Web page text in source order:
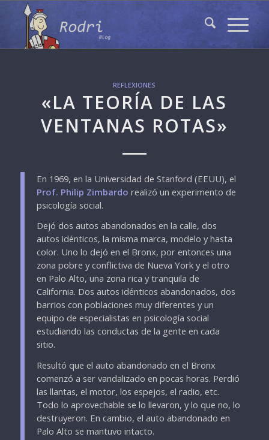
REFLEXIONES
«LA TEORÍA DE LAS
VENTANAS ROTAS»
En 1969, en la Universidad de Stanford (EEUU), el
Prof. Philip Zimbardo realizó un experimento de
psicología social.
Dejó dos autos abandonados en la calle, dos
autos idénticos, la misma marca, modelo y hasta
color. Uno lo dejó en el Bronx, por entonces una
zona pobre y conflictiva de Nueva York y el otro
en Palo Alto, una zona rica y tranquila de
California. Dos autos idénticos abandonados, dos
barrios con poblaciones muy diferentes y un
equipo de especialistas en psicología social
estudiando las conductas de la gente en cada
sitio.
Resultó que el auto abandonado en el Bronx
comenzó a ser vandalizado en pocas horas. Perdió
las llantas, el motor, los espejos, el radio, etc.
Todo lo aprovechable se lo llevaron, y lo que no, lo
destruyeron. En cambio, el auto abandonado en
Palo Alto se mantuvo intacto.